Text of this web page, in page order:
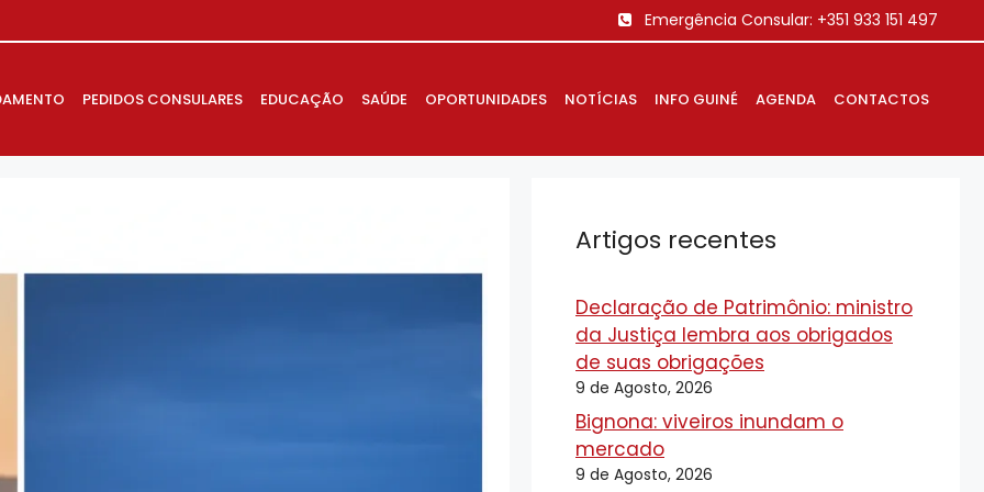
Emergência Consular: +351 933 151 497
PEDIDOS CONSULARES EDUCAÇÃO SAÚDE OPORTUNIDADES NOTÍCIAS INFO GUINÉ AGENDA CONTACTOS
Artigos recentes
Declaração de Patrimônio: ministro
da Justiça lembra aos obrigados
de suas obrigações
9 de Agosto, 2026
Bignona: viveiros inundam o
mercado
9 de Agosto, 2026